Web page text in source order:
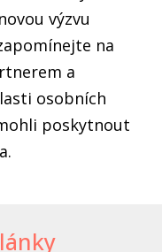
výzvu
na
a
osobních
poskytnout